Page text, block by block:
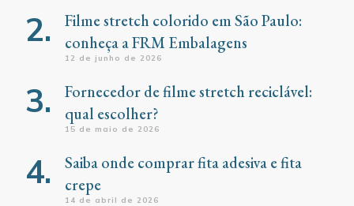
Filme stretch colorido em São Paulo:
conheça a FRM Embalagens
12 de junho de 2026
Fornecedor de filme stretch reciclável:
qual escolher?
15 de maio de 2026
Saiba onde comprar fita adesiva e fita
crepe
14 de abril de 2026